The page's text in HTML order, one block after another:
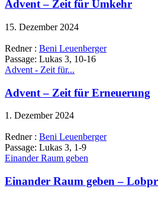
Advent – Zeit für Umkehr
15. Dezember 2024
Redner : Beni Leuenberger
Passage: Lukas 3, 10-16
Advent - Zeit für...
Advent – Zeit für Erneuerung
1. Dezember 2024
Redner : Beni Leuenberger
Passage: Lukas 3, 1-9
Einander Raum geben
Einander Raum geben –